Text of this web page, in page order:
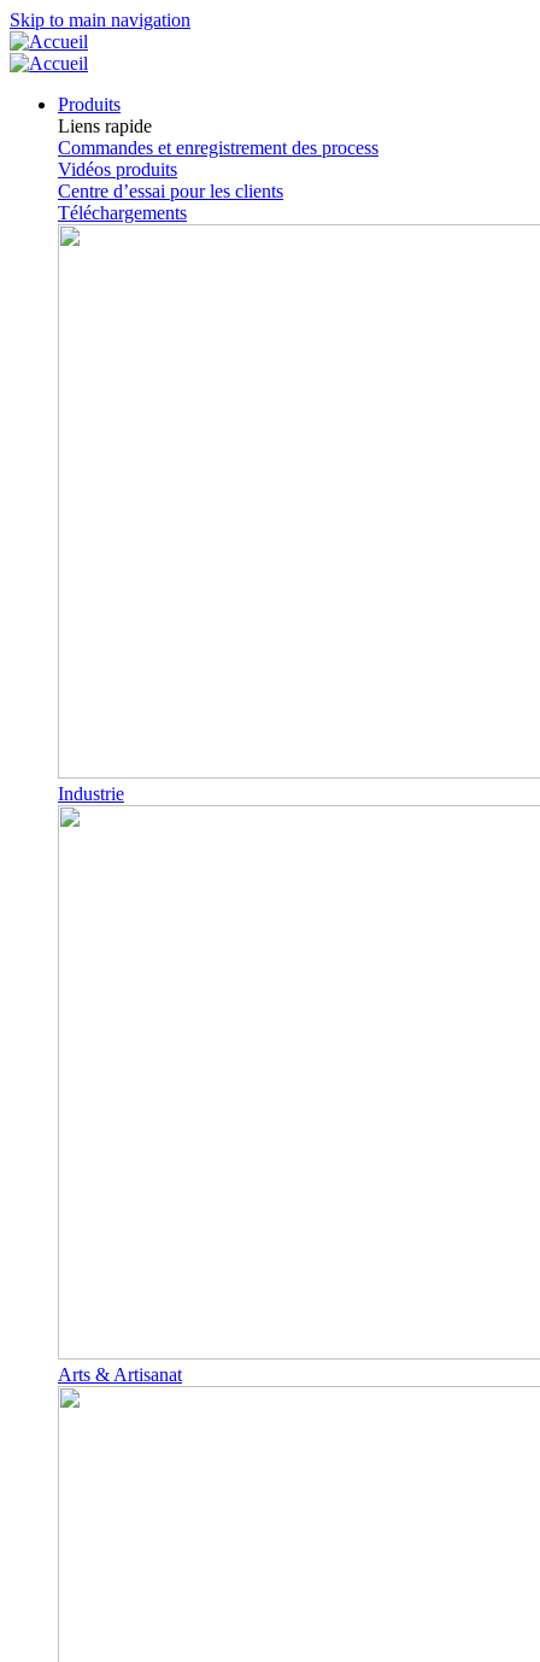
Skip to main navigation
Produits
Liens rapide
Commandes et enregistrement des process
Vidéos produits
Centre d’essai pour les clients
Téléchargements
Industrie
Arts & Artisanat